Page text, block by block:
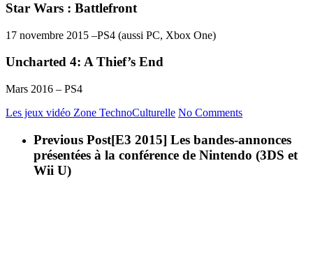
Star Wars : Battlefront
17 novembre 2015 –PS4 (aussi PC, Xbox One)
Uncharted 4: A Thief’s End
Mars 2016 – PS4
Les jeux vidéo Zone TechnoCulturelle No Comments
Previous Post[E3 2015] Les bandes-annonces
présentées à la conférence de Nintendo (3DS et
Wii U)